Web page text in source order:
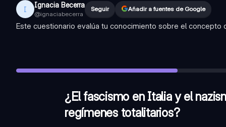
I Ignacia Becerra
@ignaciabecerra
Seguir Añadir a fuentes de Google
Este cuestionario evalúa tu conocimiento sobre el
¿El fascismo en Italia y el
regímenes totalitarios?
¿Cuál es una característica clave del totalitarismo en